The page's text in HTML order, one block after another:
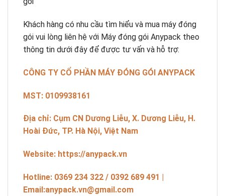
Khách hàng có nhu cầu tìm hiểu và mua máy đóng
gói vui lòng liên hệ với Máy đóng gói Anypack theo
thông tin dưới đây để được tư vấn và hỗ trợ:
CÔNG TY CỔ PHẦN MÁY ĐÓNG GÓI ANYPACK
MST: 0109938161
Địa chỉ: Cụm CN Dương Liễu, X. Dương Liễu, H.
Hoài Đức, TP. Hà Nội, Việt Nam
Website: https://anypack.vn
Hotline: 0369 234 322 / 0392 689 491 |
Email:anypack.vn@gmail.com